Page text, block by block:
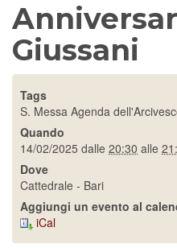
Giussani
Tags
S. Messa Agenda
Quando
14/02/2025 dalle 20:30 alle
Dove
Cattedrale - Bari
Aggiungi un evento al
iCal